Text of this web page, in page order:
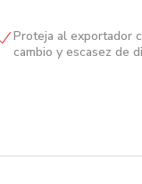
Proteja al exportador
cambio y escasez de